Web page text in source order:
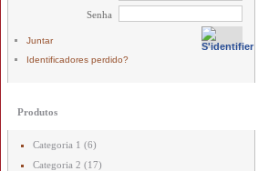
Senha
Juntar
Identificadores perdido?
Produtos
Categoria 1 (6)
Categoria 2 (17)